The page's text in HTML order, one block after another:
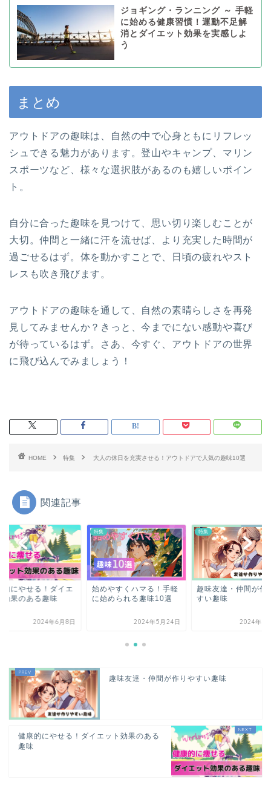
ジョギング・ランニング ～ 手軽
に始める健康習慣！運動不足解
消とダイエット効果を実感しよ
う
まとめ
アウトドアの趣味は、自然の中で心身ともにリフレッ
シュできる魅力があります。登山やキャンプ、マリン
スポーツなど、様々な選択肢があるのも嬉しいポイン
ト。
自分に合った趣味を見つけて、思い切り楽しむことが
大切。仲間と一緒に汗を流せば、より充実した時間が
過ごせるはず。体を動かすことで、日頃の疲れやスト
レスも吹き飛びます。
アウトドアの趣味を通して、自然の素晴らしさを再発
見してみませんか？きっと、今までにない感動や喜び
が待っているはず。さあ、今すぐ、アウトドアの世界
に飛び込んでみましょう！
HOME 特集 大人の休日を充実させる！アウトドアで人気の趣味10選
関連記事
的にやせる！ダイエ
効果のある趣味
2024年6月8日
特集
始めやすくハマる！手軽
に始められる趣味10選
2024年5月24日
特集
趣味友達・仲間が作
すい趣味
2024年5
趣味友達・仲間が作りやすい趣味
健康的にやせる！ダイエット効果のある
趣味